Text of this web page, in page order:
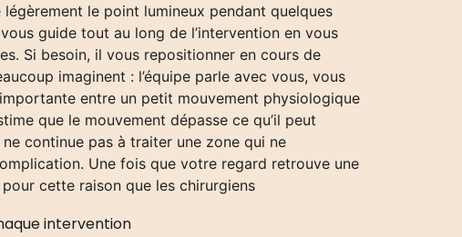
le point lumineux pendant quelques
guide tout au long de l’intervention en vous
Si besoin, il vous repositionner en cours de
imaginent : l’équipe parle avec vous, vous
entre un petit mouvement physiologique
que le mouvement dépasse ce qu’il peut
continue pas à traiter une zone qui ne
Une fois que votre regard retrouve une
cette raison que les chirurgiens
intervention